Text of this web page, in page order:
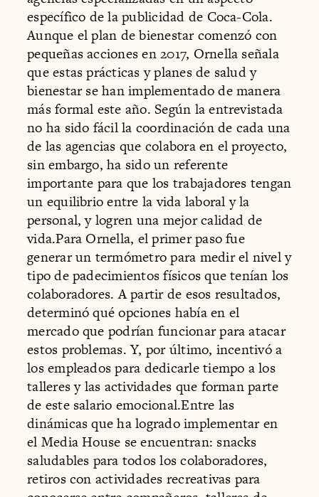
específico de la publicidad de Coca-Cola.
Aunque el plan de bienestar comenzó con
pequeñas acciones en 2017, Ornella señala
que estas prácticas y planes de salud y
bienestar se han implementado de manera
más formal este año. Según la entrevistada
no ha sido fácil la coordinación de cada una
de las agencias que colabora en el proyecto,
sin embargo, ha sido un referente
importante para que los trabajadores tengan
un equilibrio entre la vida laboral y la
personal, y logren una mejor calidad de
vida.Para Ornella, el primer paso fue
generar un termómetro para medir el nivel y
tipo de padecimientos físicos que tenían los
colaboradores. A partir de esos resultados,
determinó qué opciones había en el
mercado que podrían funcionar para atacar
estos problemas. Y, por último, incentivó a
los empleados para dedicarle tiempo a los
talleres y las actividades que forman parte
de este salario emocional.Entre las
dinámicas que ha logrado implementar en
el Media House se encuentran: snacks
saludables para todos los colaboradores,
retiros con actividades recreativas para